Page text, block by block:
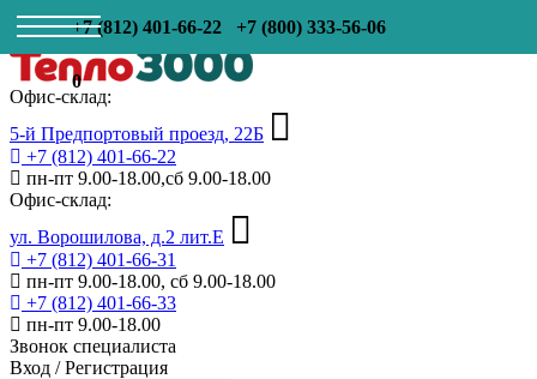
+7 (812) 401-66-22 +7 (800) 333-56-06
0
Офис-склад:
5-й Предпортовый проезд, 22Б
+7 (812) 401-66-22
пн-пт 9.00-18.00,сб 9.00-18.00
Офис-склад:
ул. Ворошилова, д.2 лит.Е
+7 (812) 401-66-31
пн-пт 9.00-18.00, сб 9.00-18.00
+7 (812) 401-66-33
пн-пт 9.00-18.00
Звонок специалиста
Вход /Регистрация